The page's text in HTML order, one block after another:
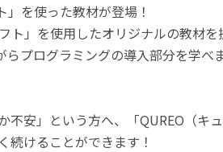
を使った教材が登場！
」を使用したオリジナルの教材を
プログラミングの導入部分を学べま
不安」という方へ、「QUREO（キ
続けることができます！